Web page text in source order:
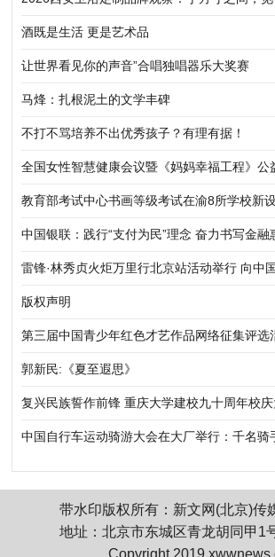
酒既是生活 更是艺术品
让世界看见你的声音”合唱独唱器乐大奖赛
马烽：扎根泥土的文学丰碑
不打不骂培养不出优秀孩子？有理有据！
全国女性智慧健康会议暨《妈妈幸福工程》公
教育部考试中心书画等级考试在渝8所学校新
中国银联：践行“支付为民”理念 奋力书写金融
雷锋·林秀贞火炬万里行北京站活动举行 向中
华五福吉神”作品
版权声明
第三届中国青少年红色才艺作品网络征集评选
苏太湖湾举行
郭新民:《夏至遐思》
复兴民族誓作前锋 重庆大学建校九十周年校
中国自行车运动骑游大会在大厂举行：千名骑
促协同
带水印版权所有：新文网(北京)传
地址：北京市东城区青龙胡同甲1
Copyright 2019